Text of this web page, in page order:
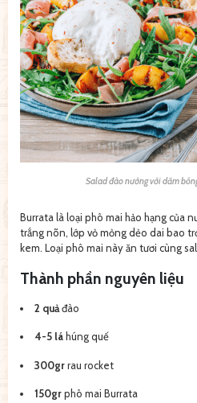
Salad đào nướng với dăm
Burrata là loại phô mai hảo hạng của
trắng nõn, lớp vỏ mỏng dẻo dai bao
kem. Loại phô mai này ăn tươi cùng
Thành phần nguyên liệu
2 quảđào
4-5 láhúng quế
300grrau rocket
150grphô mai Burrata